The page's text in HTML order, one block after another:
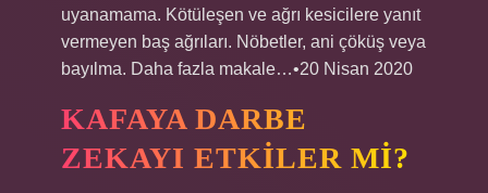
uyanamama. Kötüleşen ve ağrı kesicilere yanıt
vermeyen baş ağrıları. Nöbetler, ani çöküş veya
bayılma. Daha fazla makale…•20 Nisan 2020
KAFAYA DARBE
ZEKAYI ETKILER MI?